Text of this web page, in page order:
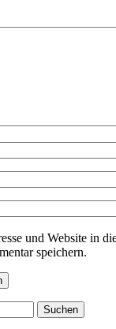
und Website in
speichern.